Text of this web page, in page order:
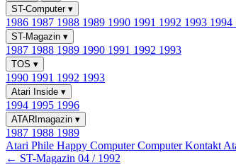
ST-Computer ▾
1986 1987 1988 1989 1990 1991 1992 1993 1994
ST-Magazin ▾
1987 1988 1989 1990 1991 1992 1993
TOS ▾
1990 1991 1992 1993
Atari Inside ▾
1994 1995 1996
ATARImagazin ▾
1987 1988 1989
Atari Phile Happy ComputerComputer Kontakt
← ST-Magazin 04 / 1992